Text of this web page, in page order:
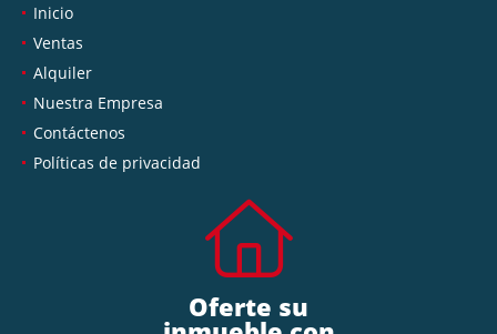
Inicio
Ventas
Alquiler
Nuestra Empresa
Contáctenos
Políticas de privacidad
Oferte su